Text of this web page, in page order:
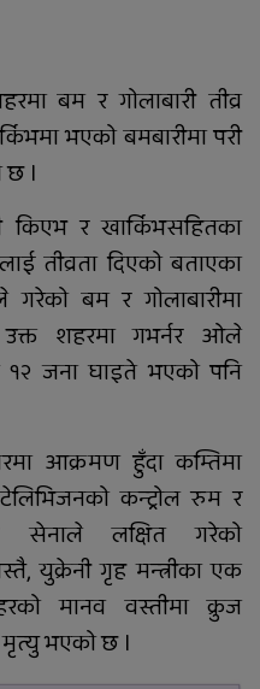
र स्कुटी
मृत्यु
स्वास्थ्य शिविर
भाइ बुहारी करणीको
विरुद्ध मुद्दा दायर
बगाउँदा एक वृद्धको
बम र गोलाबारी तीव्र
भएको बमबारीमा परी
।
किएभ र खार्किभसहितका
तीव्रता दिएको बताएका
बम र गोलाबारीमा
उक्त शहरमा गभर्नर ओले
जना घाइते भएको पनि
आक्रमण हुँदा कम्तिमा
कन्ट्रोल रुम र
सेनाले लक्षित गरेको
युक्रेनी गृह मन्त्रीका एक
मानव वस्तीमा क्रुज
मृत्यु भएको छ ।